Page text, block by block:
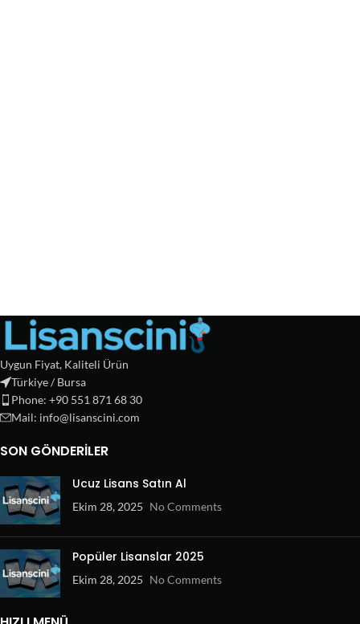
Uygun Fiyat, Kaliteli Ürün
Türkiye / Bursa
Phone: +90 551 871 68 30
Mail: info@lisanscini.com
SON GÖNDERILER
Ucuz Lisans Satın Al
Ekim 28, 2025 No Comments
Popüler Lisanslar 2025
Ekim 28, 2025 No Comments